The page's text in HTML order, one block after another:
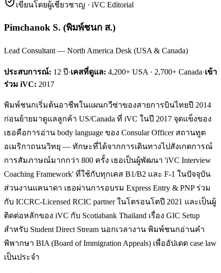
เขียนโดยผู้เชี่ยวชาญ · iVC Editorial
Pimchanok S. (พิมพ์ชนก ส.)
Lead Consultant — North America Desk (USA & Canada)
ประสบการณ์: 12 ปี·เคสที่ดูแล: 4,200+ USA · 2,700+ Canada·เข้า
ร่วม iVC: 2017
พิมพ์ชนกเริ่มต้นอาชีพในแผนกวีซ่าของสายการบินไทยปี 2014
ก่อนย้ายมาดูแลลูกค้า US/Canada ที่ iVC ในปี 2017 จุดแข็งของ
เธอคือการอ่าน body language ของ Consular Officer สถานทูต
อเมริกาถนนวิทยุ — ทักษะที่ได้จากการเดินทางไปสังเกตการณ์
การสัมภาษณ์มากกว่า 800 ครั้ง เธอเป็นผู้พัฒนา 'iVC Interview
Coaching Framework' ที่ใช้กับทุกเคส B1/B2 และ F-1 ในปัจจุบัน
ส่วนงานแคนาดา เธอผ่านการอบรม Express Entry & PNP ร่วม
กับ ICCRC-Licensed RCIC partner ในโตรอนโตปี 2021 และเป็นผู้
ติดต่อหลักของ iVC กับ Scotiabank Thailand เรื่อง GIC Setup
สำหรับ Student Direct Stream นอกเวลางาน พิมพ์ชนกอ่านคำ
พิพากษา BIA (Board of Immigration Appeals) เพื่ออัปเดต case law
เป็นประจำ